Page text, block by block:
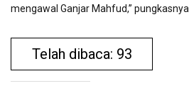
mengawal Ganjar Mahfud,” pungkasnya.
Telah dibaca: 93